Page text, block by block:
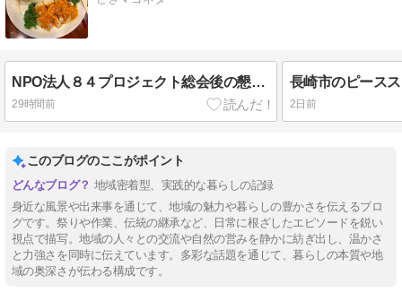
NPO法人８４プロジェクト総会後の懇親会は『華珍園』
29時間前
長崎市のピース
2日前
このブログのここがポイント
地域密着型、実践的な暮らしの記録
身近な風景や出来事を通じて、地域の魅力や暮らしの豊かさを伝えるブロ
グです。祭りや作業、伝統の継承など、日常に根ざしたエピソードを鋭い
視点で描写。地域の人々との交流や自然の営みを静かに紡ぎ出し、温かさ
と力強さを同時に伝えています。多彩な話題を通じて、暮らしの本質や地
域の奥深さが伝わる構成です。